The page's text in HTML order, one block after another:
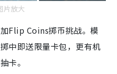
片放大
Flip Coins掷币挑战。模
中即送限量卡包，更有机
卡。